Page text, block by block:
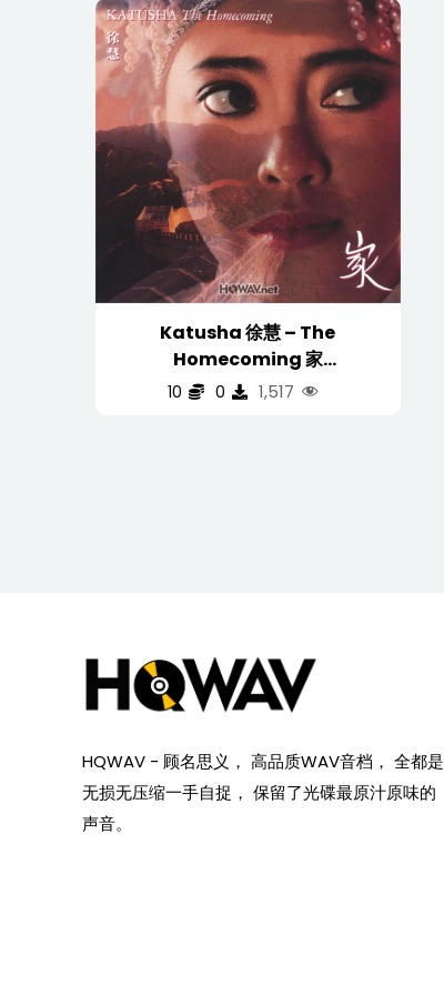
Katusha 徐慧 – The
Homecoming 家
（WAV/16/44.1/435MB)
10 0 1,517
HQWAV - 顾名思义， 高品质WAV音档， 全都是
无损无压缩一手自捉， 保留了光碟最原汁原味的
声音。